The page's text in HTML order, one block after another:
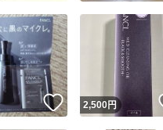
いいね！
2,500円